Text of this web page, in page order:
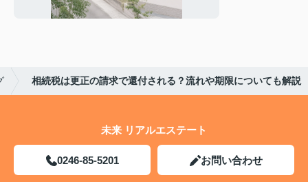
相続税は更正の請求で還付される？流れや期限についても解説
未来 リアルエステート
0246-85-5201 お問い合わせ